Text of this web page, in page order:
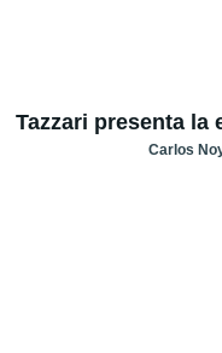
Tazzari presenta la
Carlos